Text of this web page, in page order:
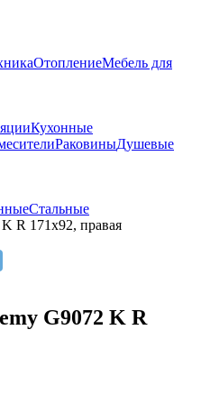
ОтоплениеМебель для
Кухонные
РаковиныДушевые
Стальные
R 171х92, правая
G9072 K R